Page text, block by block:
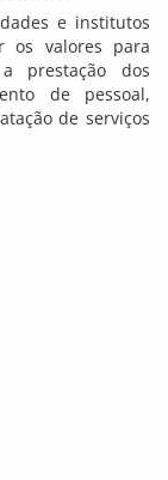
e institutos
os valores para
prestação dos
de pessoal,
de serviços